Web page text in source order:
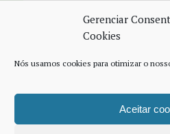
Gerenciar
Cookies
Nós usamos cookies para otimizar o
Aceitar
SIGA-NOS NO FACEBOOK
ESTATUTO EDITORIAL